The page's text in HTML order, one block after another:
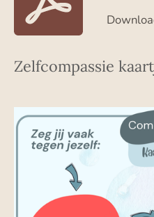
Zelfcompassie